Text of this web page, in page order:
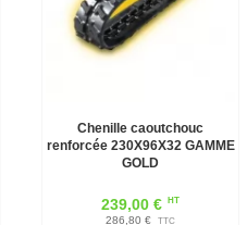
Chenille caoutchouc
renforcée 230X96X32 GAMME
GOLD
239,00 € HT
286,80 € TTC